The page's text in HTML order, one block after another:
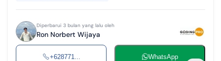
Diperbarui 3 bulan yang lalu oleh
Ron Norbert Wijaya
+628771... WhatsApp